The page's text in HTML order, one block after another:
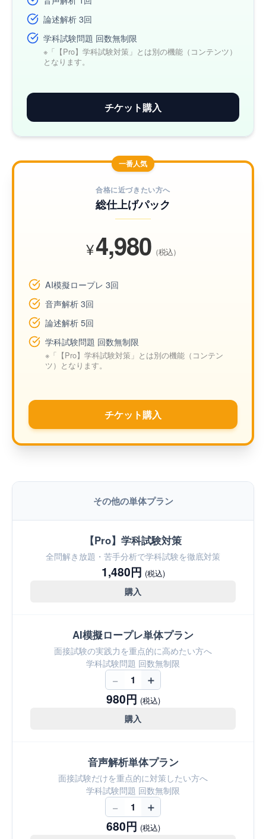
論述解析 3回
学科試験問題 回数無制限
※「【Pro】学科試験対策」とは別の機能（コンテンツ）
となります。
チケット購入
一番人気
合格に近づきたい方へ
総仕上げパック
¥4,980 （税込）
AI模擬ロープレ 3回
音声解析 3回
論述解析 5回
学科試験問題 回数無制限
※「【Pro】学科試験対策」とは別の機能（コンテン
ツ）となります。
チケット購入
その他の単体プラン
【Pro】学科試験対策
全問解き放題・苦手分析で学科試験を徹底対策
1,480円 (税込)
購入
AI模擬ロープレ単体プラン
面接試験の実践力を重点的に高めたい方へ
学科試験問題 回数無制限
− 1 ＋
980円 (税込)
購入
音声解析単体プラン
面接試験だけを重点的に対策したい方へ
学科試験問題 回数無制限
− 1 ＋
680円 (税込)